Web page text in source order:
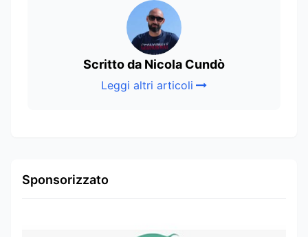
Scritto da Nicola Cundò
Leggi altri articoli
Sponsorizzato